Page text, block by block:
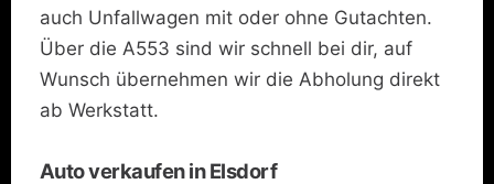
auch Unfallwagen mit oder ohne Gutachten.
Über die A553 sind wir schnell bei dir, auf
Wunsch übernehmen wir die Abholung direkt
ab Werkstatt.
Auto verkaufen in Elsdorf